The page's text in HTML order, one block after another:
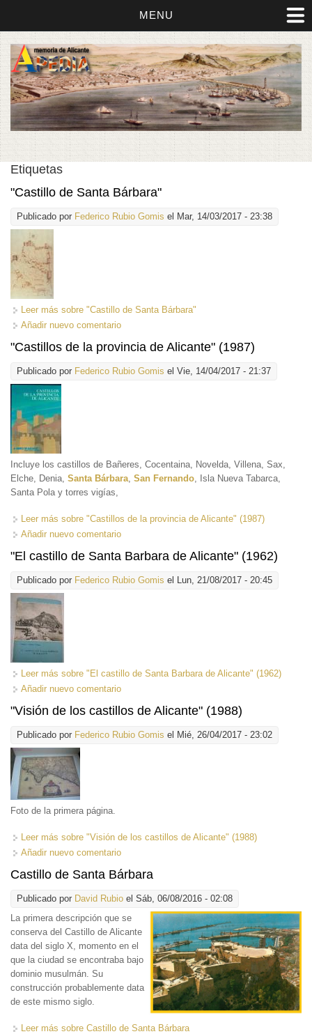
MENU
Etiquetas
"Castillo de Santa Bárbara"
Publicado por Federico Rubio Gomis el Mar, 14/03/2017 - 23:38
Leer más sobre "Castillo de Santa Bárbara"
Añadir nuevo comentario
"Castillos de la provincia de Alicante" (1987)
Publicado por Federico Rubio Gomis el Vie, 14/04/2017 - 21:37
Incluye los castillos de Bañeres, Cocentaina, Novelda, Villena, Sax,
Elche, Denia, Santa Bárbara San Fernando , Isla Nueva Tabarca,
Santa Pola y torres vigías,
Leer más sobre "Castillos de la provincia de Alicante" (1987)
Añadir nuevo comentario
"El castillo de Santa Barbara de Alicante" (1962)
Publicado por Federico Rubio Gomis el Lun, 21/08/2017 - 20:45
Leer más sobre "El castillo de Santa Barbara de Alicante" (1962)
Añadir nuevo comentario
"Visión de los castillos de Alicante" (1988)
Publicado por Federico Rubio Gomis el Mié, 26/04/2017 - 23:02
Foto de la primera página.
Leer más sobre "Visión de los castillos de Alicante" (1988)
Añadir nuevo comentario
Castillo de Santa Bárbara
Publicado por David Rubio el Sáb, 06/08/2016 - 02:08
La primera descripción que se
conserva del Castillo de Alicante
data del siglo X, momento en el
que la ciudad se encontraba bajo
dominio musulmán. Su
construcción probablemente data
de este mismo siglo.
Leer más sobre Castillo de Santa Bárbara